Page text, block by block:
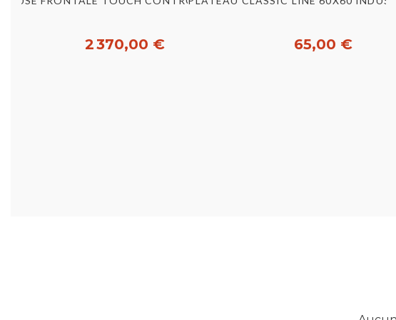
2 370,00 € 65,00 €